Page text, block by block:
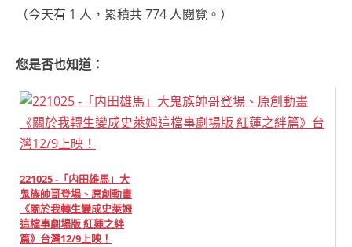
（今天有 1 人，累積共 774 人閱覽。）
您是否也知道：
221025 -「内田雄馬」大
鬼族帥哥登場、原創動畫
《關於我轉生變成史萊姆
這檔事劇場版 紅蓮之絆
篇》台灣12/9上映！